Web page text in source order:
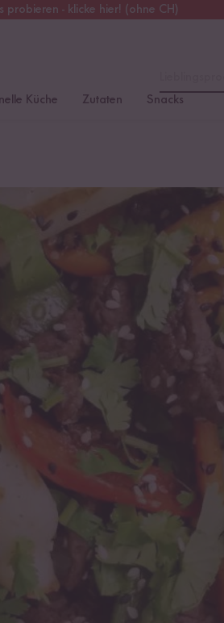
probieren - klicke hier! (ohne CH)
Kostenloser Versand
Küche Zutaten Snacks